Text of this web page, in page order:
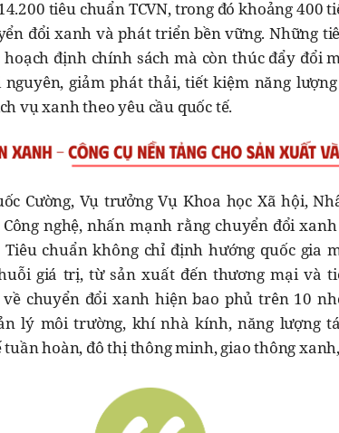
tiêu chuẩn TCVN, trong đó khoảng 400
đổi xanh và phát triển bền vững. Những
định chính sách mà còn thúc đẩy đổi
giảm phát thải, tiết kiệm năng
vụ xanh theo yêu cầu quốc tế.
Cường, Vụ trưởng Vụ Khoa học Xã hội,
nghệ, nhấn mạnh rằng chuyển đổi
Tiêu chuẩn không chỉ định hướng quốc gia
giá trị, từ sản xuất đến thương mại và
về chuyển đổi xanh hiện bao phủ trên 10
lý môi trường, khí nhà kính, năng lượng
hoàn, đô thị thông minh, giao thông